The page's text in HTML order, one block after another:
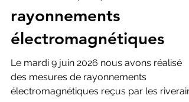
5,08 V/m 9h20 immeuble les Chenevriers
n°19 : 8,58 V/m 9h23 Immeuble les Iris ,
allée d
rayonnements
électromagnétiques
Le mardi 9 juin 2026 nous avons réalisé
des mesures de rayonnements
électromagnétiques reçus par les